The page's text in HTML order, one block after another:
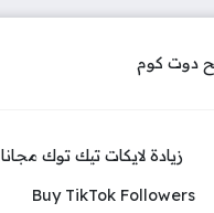
زيادة لايكات تيك توك مجانا
Buy TikTok Followers